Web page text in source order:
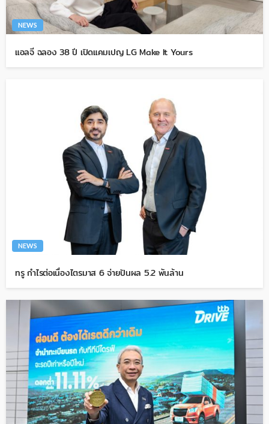
NEWS
แอลจี ฉลอง 38 ปี เปิดแคมเปญ LG Make It Yours
NEWS
ทรู กำไรต่อเนื่องไตรมาส 6 จ่ายปันผล 5.2 พันล้าน